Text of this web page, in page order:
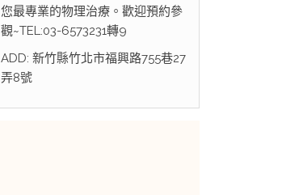
您最專業的物理治療。歡迎預約參
觀~TEL:03-6573231轉9
ADD: 新竹縣竹北市福興路755巷27
弄8號